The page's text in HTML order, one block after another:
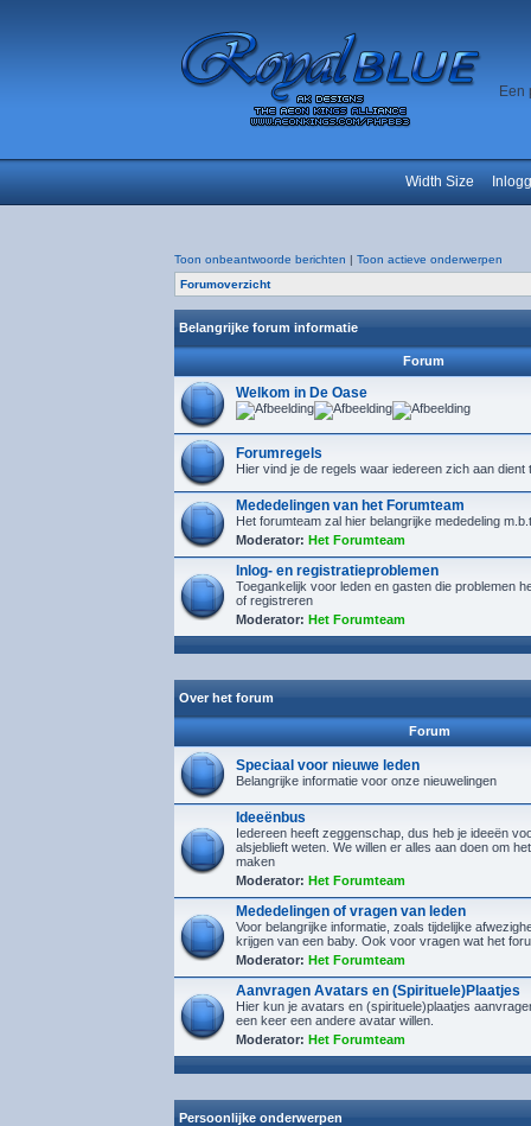
Een
Width Size
Toon onbeantwoorde berichten | Toon actieve onderwerpen
Forumoverzicht
Belangrijke forum informatie
Forum
Welkom in De Oase
Forumregels
Hier vind je de regels waar iedereen zich aan dient
Mededelingen van het Forumteam
Het forumteam zal hier belangrijke mededeling
Moderator: Het Forumteam
Inlog- en registratieproblemen
Toegankelijk voor leden en gasten die problemen
of registreren
Moderator: Het Forumteam
Over het forum
Forum
Speciaal voor nieuwe leden
Belangrijke informatie voor onze nieuwelingen
Ideeënbus
Iedereen heeft zeggenschap, dus heb je ideeën
alsjeblieft weten. We willen er alles aan doen om
maken
Moderator: Het Forumteam
Mededelingen of vragen van leden
Voor belangrijke informatie, zoals tijdelijke
krijgen van een baby. Ook voor vragen wat het
Moderator: Het Forumteam
Aanvragen Avatars en (Spirituele)Plaatjes
Hier kun je avatars en (spirituele)plaatjes
een keer een andere avatar willen.
Moderator: Het Forumteam
Persoonlijke onderwerpen